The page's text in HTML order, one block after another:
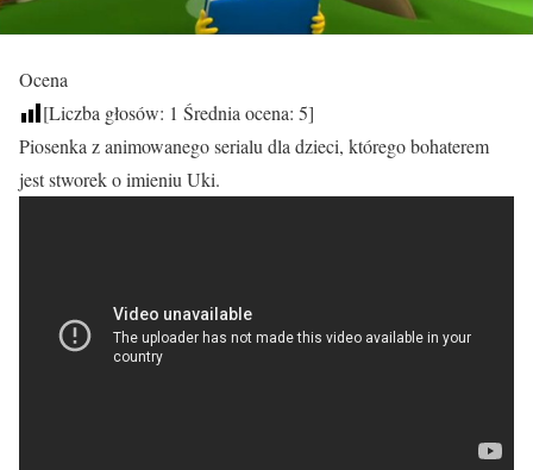
Ocena
[Liczba głosów: 1 Średnia ocena: 5]
Piosenka z animowanego serialu dla dzieci, którego bohaterem
jest stworek o imieniu Uki.